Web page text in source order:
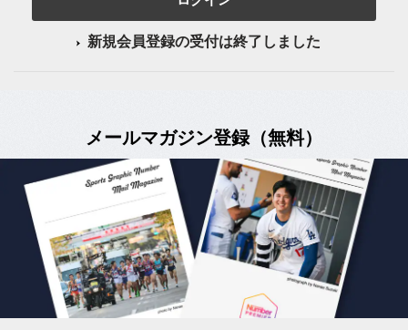
新規会員登録の受付は終了しました
メールマガジン登録（無料）